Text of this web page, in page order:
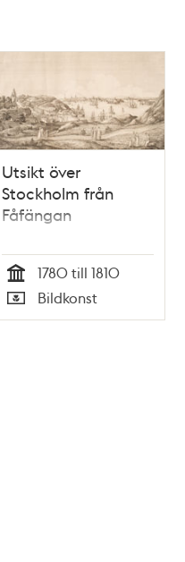
Utsikt över
Stockholm från
Fåfängan
Tid
1780 till 1810
Typ
Bildkonst